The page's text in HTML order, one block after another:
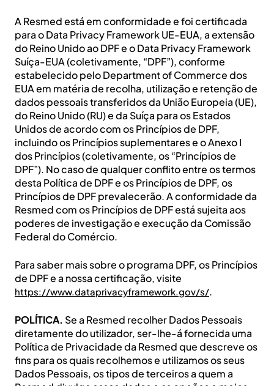
A Resmed está em conformidade e foi certificada
para o Data Privacy Framework UE-EUA, a extensão
do Reino Unido ao DPF e o Data Privacy Framework
Suíça-EUA (coletivamente, “DPF”), conforme
estabelecido pelo Department of Commerce dos
EUA em matéria de recolha, utilização e retenção de
dados pessoais transferidos da União Europeia (UE),
do Reino Unido (RU) e da Suíça para os Estados
Unidos de acordo com os Princípios de DPF,
incluindo os Princípios suplementares e o Anexo I
dos Princípios (coletivamente, os “Princípios de
DPF”). No caso de qualquer conflito entre os termos
desta Política de DPF e os Princípios de DPF, os
Princípios de DPF prevalecerão. A conformidade da
Resmed com os Princípios de DPF está sujeita aos
poderes de investigação e execução da Comissão
Federal do Comércio.
Para saber mais sobre o programa DPF, os Princípios
de DPF e a nossa certificação, visite
https://www.dataprivacyframework.gov/s/.
POLÍTICA. Se a Resmed recolher Dados Pessoais
diretamente do utilizador, ser-lhe-á fornecida uma
Política de Privacidade da Resmed que descreve os
fins para os quais recolhemos e utilizamos os seus
Dados Pessoais, os tipos de terceiros a quem a